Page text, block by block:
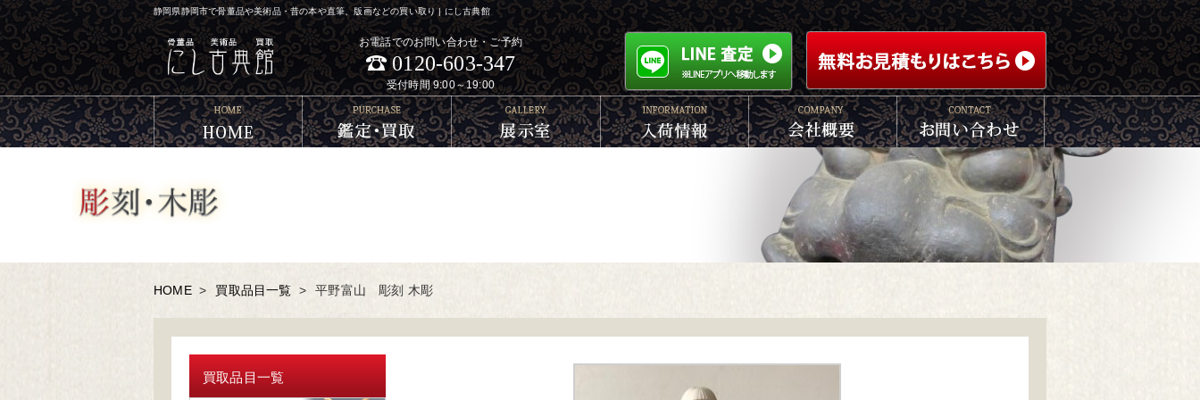
静岡県静岡市で骨董品や美術品・昔の本や直筆、版画などの買い取り | にし古典館
お電話でのお問い合わせ・ご予約
0120-603-347
受付時間 9:00～19:00
HOME> 買取品目一覧 > 平野富山 彫刻 木彫
買取品目一覧